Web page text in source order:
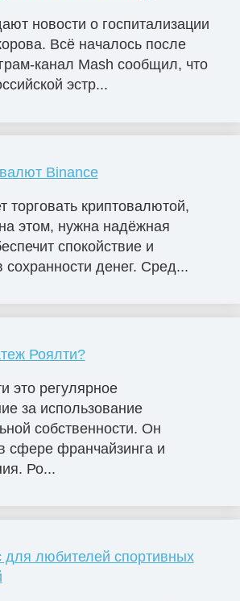
новости о госпитализации
Всё началось после
канал Mash сообщил, что
эстр...
Binance
торговать криптовалютой,
этом, нужна надёжная
спокойствие и
сохранности денег. Сред...
Роялти?
это регулярное
за использование
собственности. Он
сфере франчайзинга и
Ро...
для любителей спортивных